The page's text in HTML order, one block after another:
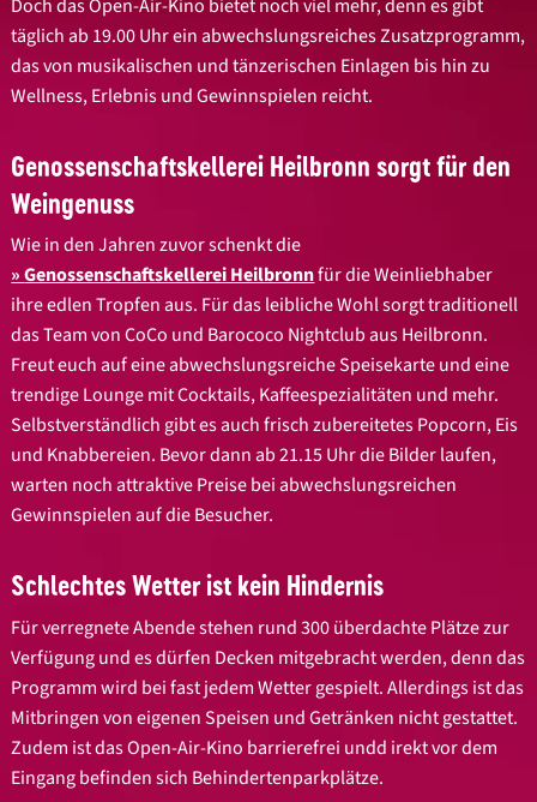
Doch das Open-Air-Kino bietet noch viel mehr, denn es gibt
täglich ab 19.00 Uhr ein abwechslungsreiches Zusatzprogramm,
das von musikalischen und tänzerischen Einlagen bis hin zu
Wellness, Erlebnis und Gewinnspielen reicht.
Genossenschaftskellerei Heilbronn sorgt für den
Weingenuss
Wie in den Jahren zuvor schenkt die
Genossenschaftskellerei Heilbronnfür die Weinliebhaber
ihre edlen Tropfen aus. Für das leibliche Wohl sorgt traditionell
das Team von CoCo und Barococo Nightclub aus Heilbronn.
Freut euch auf eine abwechslungsreiche Speisekarte und eine
trendige Lounge mit Cocktails, Kaffeespezialitäten und mehr.
Selbstverständlich gibt es auch frisch zubereitetes Popcorn, Eis
und Knabbereien. Bevor dann ab 21.15 Uhr die Bilder laufen,
warten noch attraktive Preise bei abwechslungsreichen
Gewinnspielen auf die Besucher.
Schlechtes Wetter ist kein Hindernis
Für verregnete Abende stehen rund 300 überdachte Plätze zur
Verfügung und es dürfen Decken mitgebracht werden, denn das
Programm wird bei fast jedem Wetter gespielt. Allerdings ist das
Mitbringen von eigenen Speisen und Getränken nicht gestattet.
Zudem ist das Open-Air-Kino barrierefrei undd irekt vor dem
Eingang befinden sich Behindertenparkplätze.